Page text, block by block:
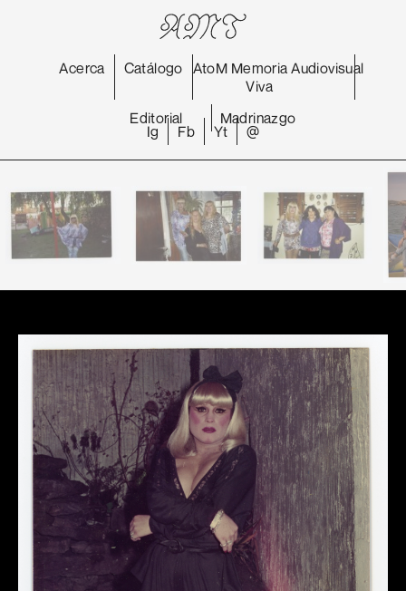
Acerca Catálogo AtoM Memoria
Viva
Audiovisual
Editorial Madrinazgo
Ig Fb Yt @